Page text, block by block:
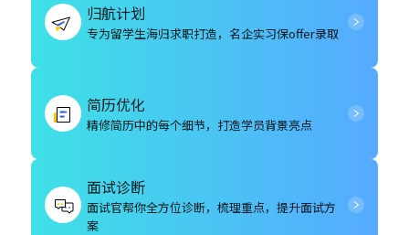
归航计划
专为留学生海归求职打造，名企实习保offer录取
简历优化
精修简历中的每个细节，打造学员背景亮点
面试诊断
面试官帮你全方位诊断，梳理重点，提升面试方
案